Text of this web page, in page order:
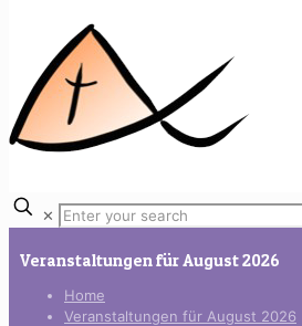
✕
Veranstaltungen für August 2026
Home
Veranstaltungen für August 2026